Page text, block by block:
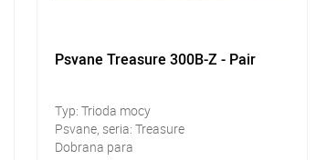
Psvane Treasure 300B-Z - Pair
Typ: Trioda mocy
Psvane, seria: Treasure
Dobrana para